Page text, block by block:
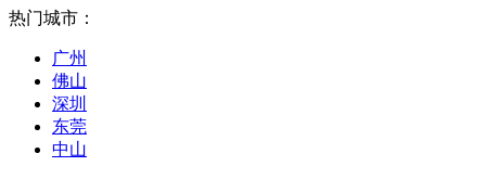
热门城市：
广州
佛山
深圳
东莞
中山